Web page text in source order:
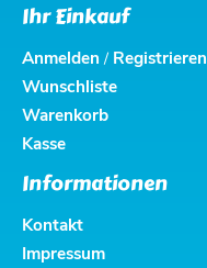
Ihr Einkauf
Anmelden / Registrieren
Wunschliste
Warenkorb
Kasse
Informationen
Kontakt
Impressum